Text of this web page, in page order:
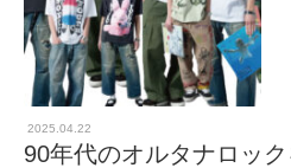
Twitter
Facebook
instagram
2025.04.22
90年代のオルタナロッ